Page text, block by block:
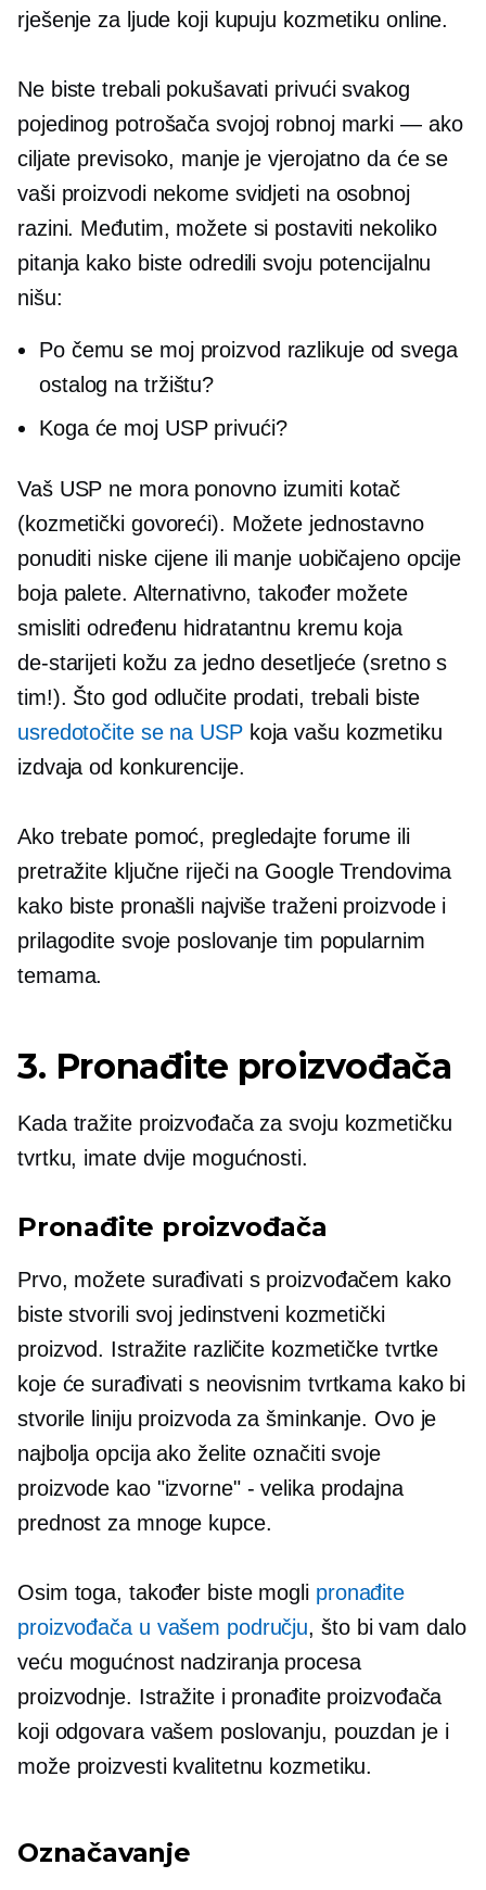
rješenje za ljude koji kupuju kozmetiku online.
Ne biste trebali pokušavati privući svakog
pojedinog potrošača svojoj robnoj marki — ako
ciljate previsoko, manje je vjerojatno da će se
vaši proizvodi nekome svidjeti na osobnoj
razini. Međutim, možete si postaviti nekoliko
pitanja kako biste odredili svoju potencijalnu
nišu:
Po čemu se moj proizvod razlikuje od svega
ostalog na tržištu?
Koga će moj USP privući?
Vaš USP ne mora ponovno izumiti kotač
(kozmetički govoreći). Možete jednostavno
ponuditi niske cijene ili manje uobičajenoopcije
boja palete. Alternativno, također možete
smisliti određenu hidratantnu kremu koja
de-starijetikožu za jedno desetljeće (sretno s
tim!). Što god odlučite prodati, trebali biste
usredotočite se na USPkoja vašu kozmetiku
izdvaja od konkurencije.
Ako trebate pomoć, pregledajte forume ili
pretražite ključne riječi na Google Trendovima
kako biste pronašli najvišetraženiproizvode i
prilagodite svoje poslovanje tim popularnim
temama.
3. Pronađite proizvođača
Kada tražite proizvođača za svoju kozmetičku
tvrtku, imate dvije mogućnosti.
Pronađite proizvođača
Prvo, možete surađivati ​​s proizvođačem kako
biste stvorili svoj jedinstveni kozmetički
proizvod. Istražite različite kozmetičke tvrtke
koje će surađivati ​​s neovisnim tvrtkama kako bi
stvorile liniju proizvoda za šminkanje. Ovo je
najbolja opcija ako želite označiti svoje
proizvode kao "izvorne" - velika prodajna
prednost za mnoge kupce.
Osim toga, također biste mogli pronađite
proizvođača u vašem području, što bi vam dalo
veću mogućnost nadziranja procesa
proizvodnje. Istražite i pronađite proizvođača
koji odgovara vašem poslovanju, pouzdan je i
može proizvesti kvalitetnu kozmetiku.
Označavanje